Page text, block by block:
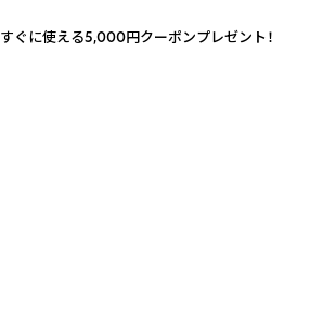
すぐに使える5,000円クーポンプレゼント！